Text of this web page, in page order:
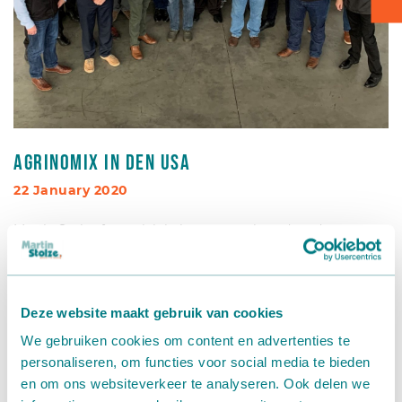
Deze website maakt gebruik van cookies
We gebruiken cookies om content en advertenties te
personaliseren, om functies voor social media te bieden
en om ons websiteverkeer te analyseren. Ook delen we
AgriNomix in den USA
22 January 2020
Martin Stolze freut sich bekannt zu geben, dass das
Unternehmen ab Januar 2020 eine erneute Partnerschaft
mit AgriNomix in den USA eingehen wird. AgriNomix ist
und Kanada.
Als führender Lieferant für den nordamerikanischen
Gartenbausektor unterstützt AgriNomix seit 1994
Kartontransport
Verpacken - Einpacken - Sortieren
Zubehör